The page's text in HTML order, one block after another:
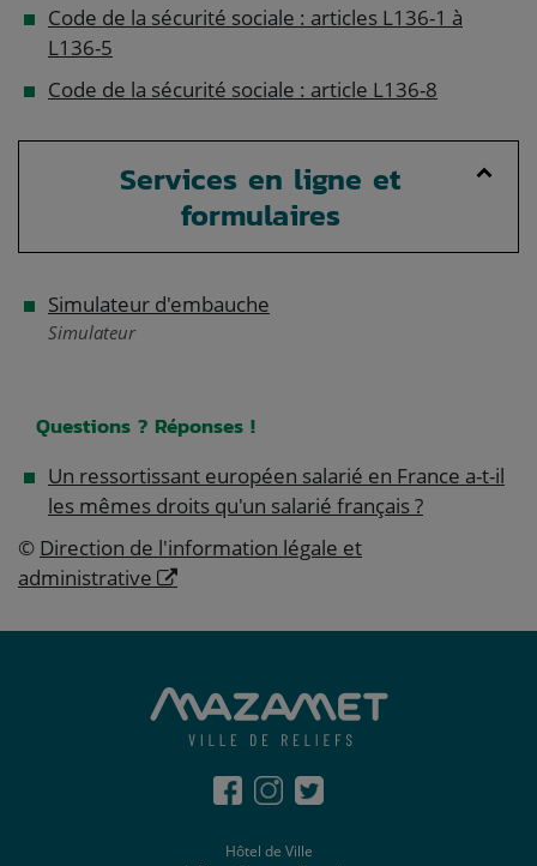
Code de la sécurité sociale : articles L136-1 à
L136-5
Code de la sécurité sociale : article L136-8
Services en ligne et
formulaires
Simulateur d'embauche
Simulateur
Questions ? Réponses !
Un ressortissant européen salarié en France a-t-il
les mêmes droits qu'un salarié français ?
© Direction de l'information légale et
administrative
Hôtel de Ville